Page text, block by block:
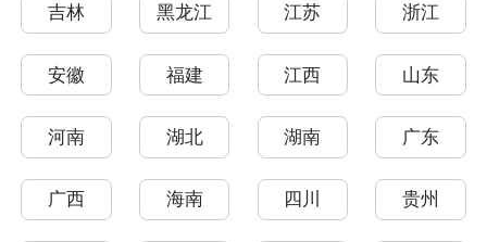
吉林 黑龙江 江苏 浙江
安徽 福建 江西 山东
河南 湖北 湖南 广东
广西 海南 四川 贵州